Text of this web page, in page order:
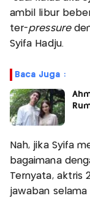
ambil libur
ter-pressure
Syifa Hadju.
Baca Juga :
Nah, jika Syifa
bagaimana
Ternyata, aktris
jawaban